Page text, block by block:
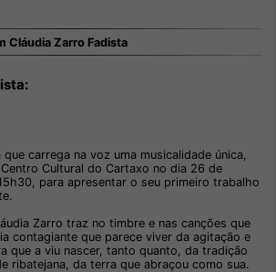
Cláudia Zarro Fadista
carrega na voz uma musicalidade única,
Cultural do Cartaxo no dia 26 de
para apresentar o seu primeiro trabalho
Zarro traz no timbre e nas canções que
contagiante que parece viver da agitação e
que a viu nascer, tanto quanto, da tradição
ribatejana, da terra que abraçou como sua.